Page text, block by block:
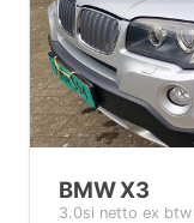
BMW X3
3.0si netto ex